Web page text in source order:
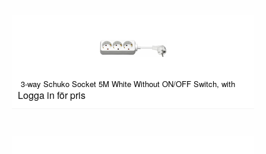
3-way Schuko Socket 5M White Without ON/OFF Switch, with
Logga in för pris